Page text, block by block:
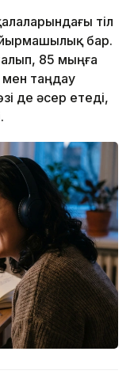
тіл
бар.
85 мыңға
мен таңдау
де әсер етеді,